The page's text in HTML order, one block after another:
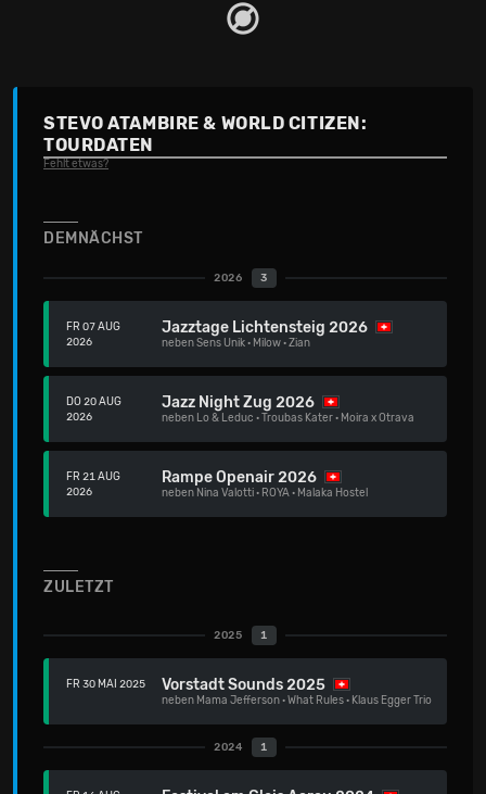
STEVO ATAMBIRE & WORLD CITIZEN:
TOURDATEN
Fehlt etwas?
DEMNÄCHST
2026 3
FR 07 AUG
2026
Jazztage Lichtensteig 2026
nebenSens Unik· Milow·Zian
DO 20 AUG
2026
Jazz Night Zug 2026
neben Lo & Leduc ·Troubas Kater· Moira x Otrava
FR 21 AUG
2026
Rampe Openair 2026
neben Nina Valotti· ROYA· Malaka Hostel
ZULETZT
2025 1
FR 30 MAI 2025 Vorstadt Sounds 2025
neben Mama Jefferson·What Rules· Klaus Egger Trio
2024 1